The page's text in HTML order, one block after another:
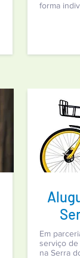
forma
Em
serviço de
na Serra